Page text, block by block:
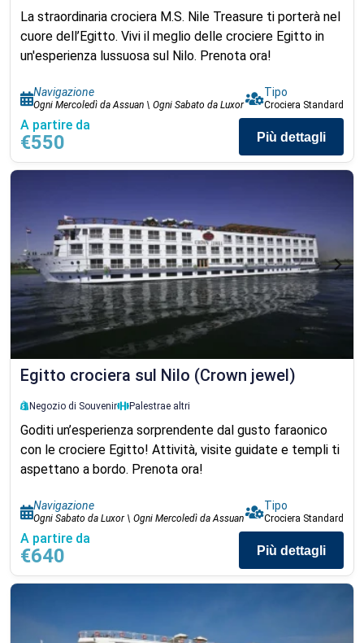
La straordinaria crociera M.S. Nile Treasure ti porterà nel
cuore dell’Egitto. Vivi il meglio delle crociere Egitto in
un'esperienza lussuosa sul Nilo. Prenota ora!
Navigazione
Ogni Mercoledì da Assuan \ Ogni Sabato da Luxor
Tipo
Crociera Standard
A partire da
€550 Più dettagli
Egitto crociera sul Nilo (Crown jewel)
Negozio di Souvenir Palestrae altri
Goditi un’esperienza sorprendente dal gusto faraonico
con le crociere Egitto! Attività, visite guidate e templi ti
aspettano a bordo. Prenota ora!
Navigazione
Ogni Sabato da Luxor \ Ogni Mercoledì da Assuan
Tipo
Crociera Standard
A partire da
€640 Più dettagli